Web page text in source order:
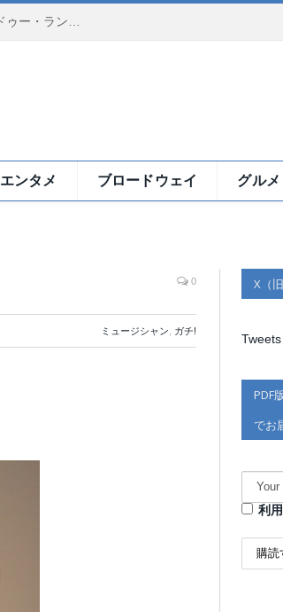
夕暮れのイースト川で祈りの灯、ブルックリンで「ヒンドゥー・ランプ・セレモニー」
エンタメ ブロードウェイ グルメ
0
ミュージシャン ガチ!
X（旧
PDF
でお
利